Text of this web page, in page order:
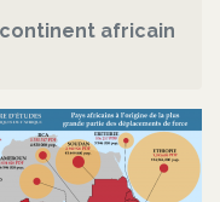
africain